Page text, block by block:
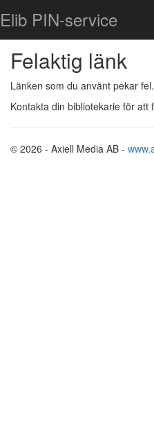
Elib PIN-service
Felaktig länk
Länken som du använt pekar fel.
Kontakta din bibliotekarie för att
© 2026 - Axiell Media AB -